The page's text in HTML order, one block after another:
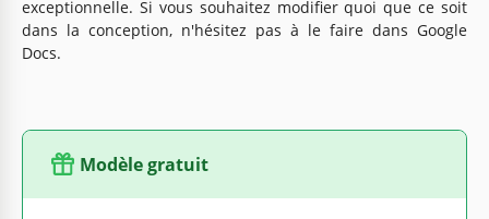
exceptionnelle. Si vous souhaitez modifier quoi que ce soit
dans la conception, n'hésitez pas à le faire dans Google
Docs.
Modèle gratuit